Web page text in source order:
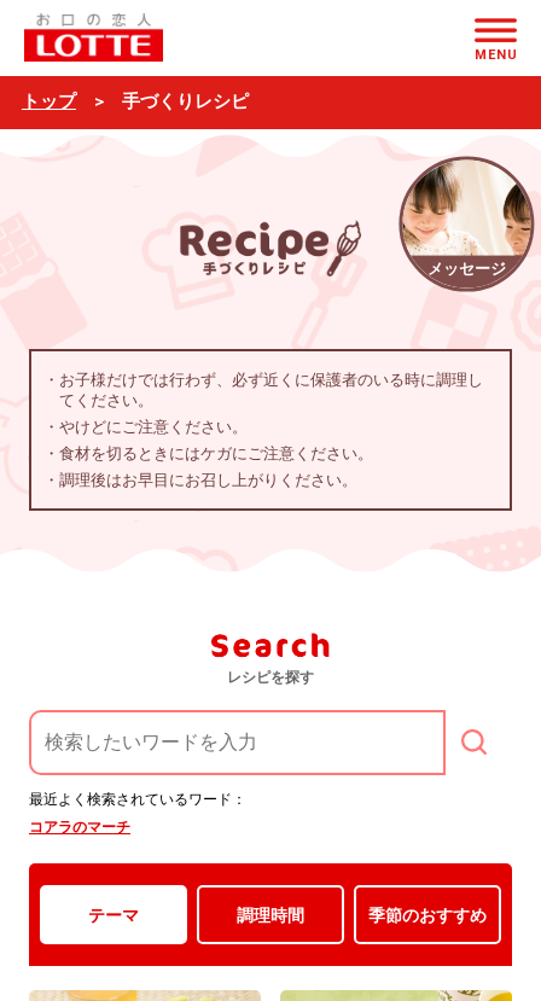
手
づ
く
り
MENU
トップ 手づくりレシピ
メッセージ
・お子様だけでは行わず、必ず近くに保護者のいる時に調理し
てください。
・やけどにご注意ください。
・食材を切るときにはケガにご注意ください。
・調理後はお早目にお召し上がりください。
レシピを探す
最近よく検索されているワード：
コアラのマーチ
シ
ピ
テーマ 調理時間 季節のおすすめ